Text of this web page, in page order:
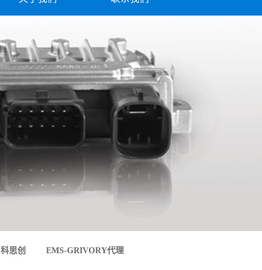
科思创 EMS-GRIVORY代理